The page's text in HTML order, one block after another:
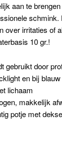
aan te
over irritaties of
10 gr.!
gebruikt door
en bij
lichaam
makkelijk
potje met